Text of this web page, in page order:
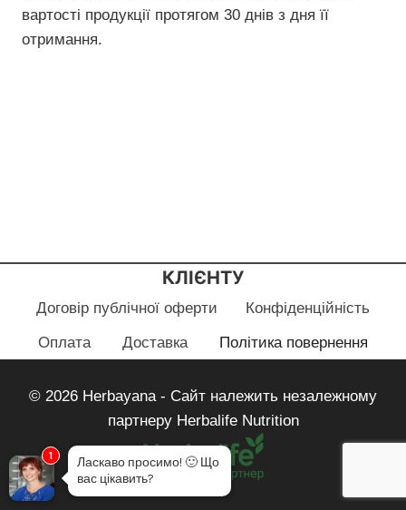
вартості продукції протягом 30 днів з дня її
отримання.
КЛІЄНТУ
Договір публічної оферти
Конфіденційність
Оплата
Доставка Політика повернення
© 2026 Herbayana - Сайт належить незалежному
партнеру Herbalife Nutrition
1 Ласкаво просимо! 🙂 Що
вас цікавить?